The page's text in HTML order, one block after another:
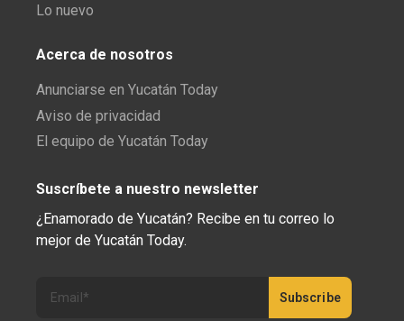
Lo nuevo
Acerca de nosotros
Anunciarse en Yucatán Today
Aviso de privacidad
El equipo de Yucatán Today
Suscríbete a nuestro newsletter
¿Enamorado de Yucatán? Recibe en tu correo lo
mejor de Yucatán Today.